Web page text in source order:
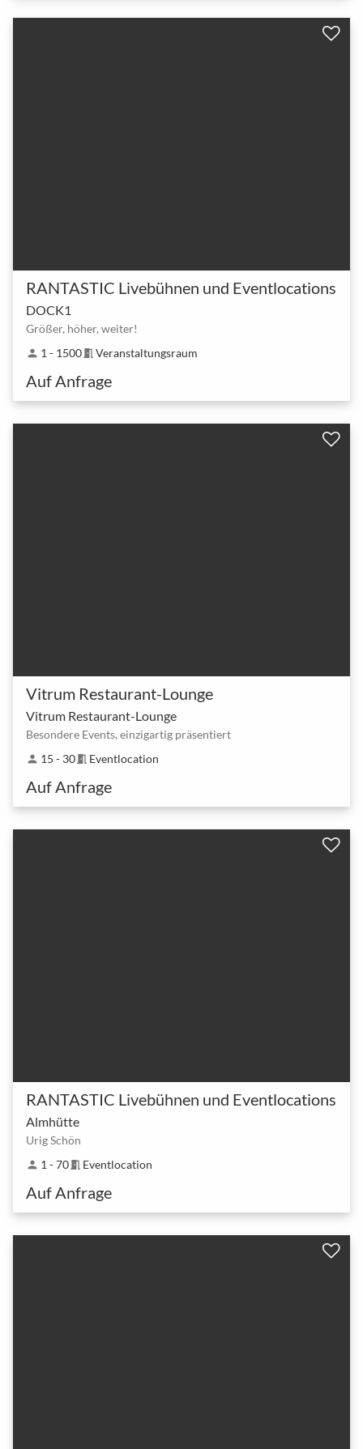
RANTASTIC Livebühnen und Eventlocations
DOCK1
Größer, höher, weiter!
person 1 - 1500meeting_room Veranstaltungsraum
Auf Anfrage
Vitrum Restaurant-Lounge
Vitrum Restaurant-Lounge
Besondere Events, einzigartig präsentiert
person 15 - 30meeting_room Eventlocation
Auf Anfrage
RANTASTIC Livebühnen und Eventlocations
Almhütte
Urig Schön
person 1 - 70meeting_room Eventlocation
Auf Anfrage